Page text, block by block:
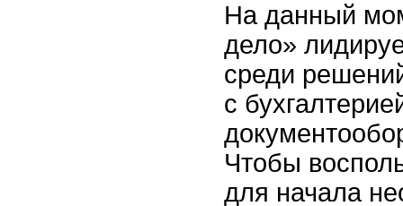
На данный
дело»
среди
с
Чтобы
для начала